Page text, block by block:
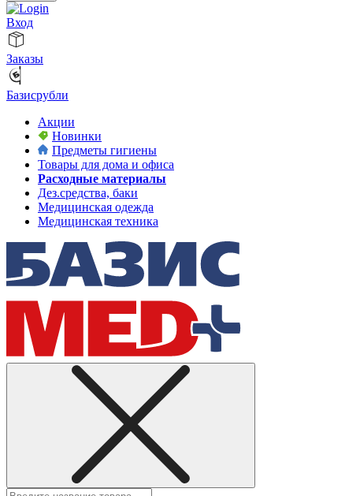
Вход
Заказы
Базисрубли
Акции
Новинки
Предметы гигиены
Товары для дома и офиса
Расходные материалы
Дез.средства, баки
Медицинская одежда
Медицинская техника